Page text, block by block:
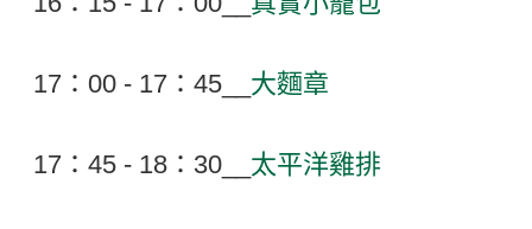
17：00 - 17：45__ 大麵章
17：45 - 18：30__ 太平洋雞排